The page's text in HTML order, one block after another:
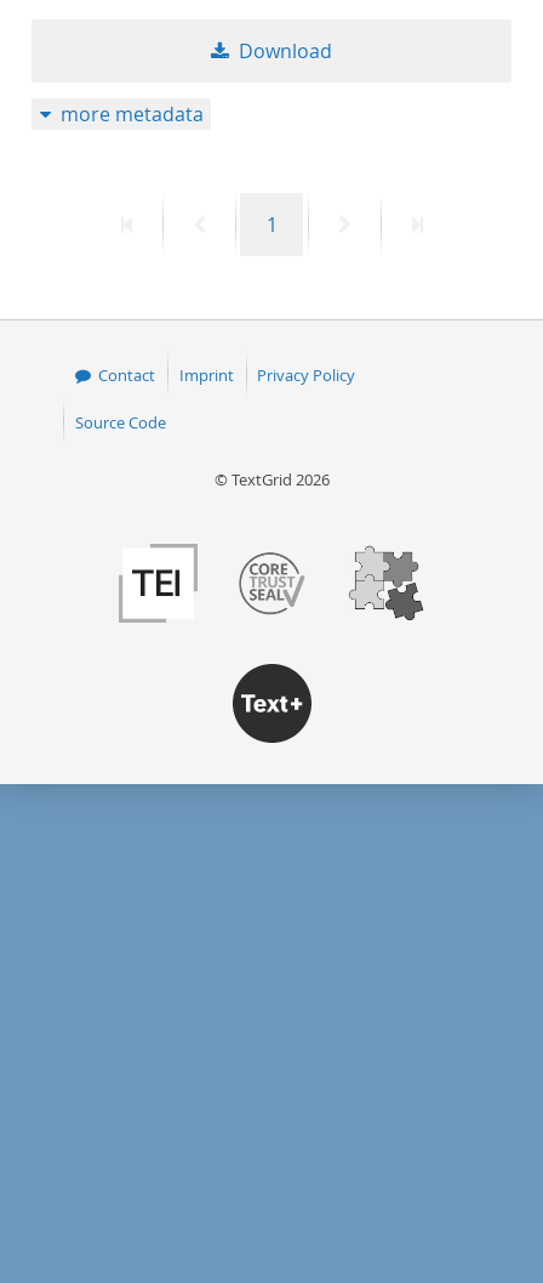
Download
more metadata
PreviousPage
1
Contact Imprint Privacy Policy
Source Code
© TextGrid 2026